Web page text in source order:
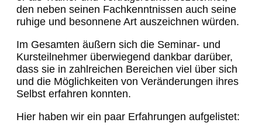
den neben seinen Fachkenntnissen auch seine
ruhige und besonnene Art auszeichnen würden.
Im Gesamten äußern sich die Seminar- und
Kursteilnehmer überwiegend dankbar darüber,
dass sie in zahlreichen Bereichen viel über sich
und die Möglichkeiten von Veränderungen ihres
Selbst erfahren konnten.
Hier haben wir ein paar Erfahrungen aufgelistet: